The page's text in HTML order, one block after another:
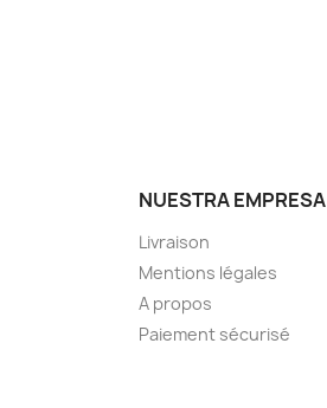
NUESTRA EMPRESA
Livraison
Mentions légales
A propos
Paiement sécurisé